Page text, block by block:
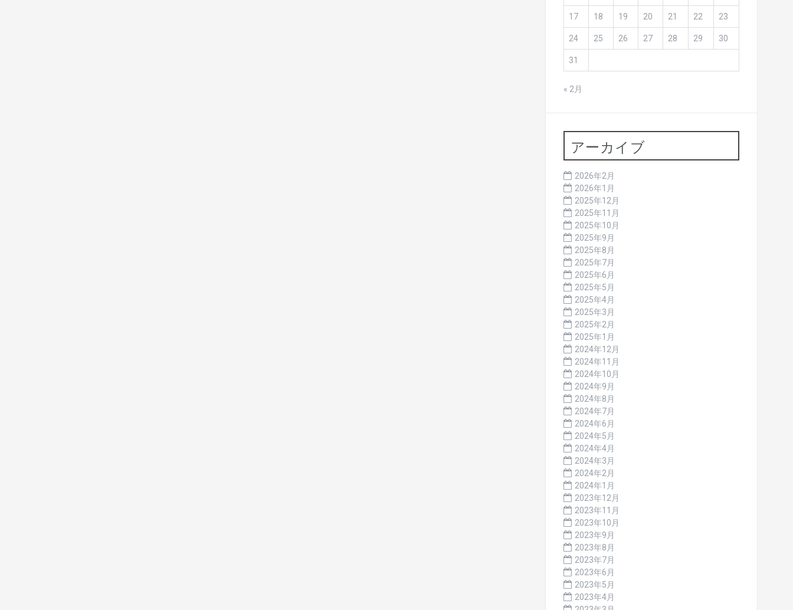
17 18 19 20 21 22 23
24 25 26 27 28 29 30
31
« 2月
アーカイブ
2026年2月
2026年1月
2025年12月
2025年11月
2025年10月
2025年9月
2025年8月
2025年7月
2025年6月
2025年5月
2025年4月
2025年3月
2025年2月
2025年1月
2024年12月
2024年11月
2024年10月
2024年9月
2024年8月
2024年7月
2024年6月
2024年5月
2024年4月
2024年3月
2024年2月
2024年1月
2023年12月
2023年11月
2023年10月
2023年9月
2023年8月
2023年7月
2023年6月
2023年5月
2023年4月